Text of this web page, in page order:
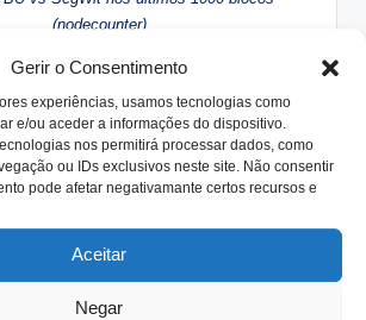
Gerir o Consentimento
experiências, usamos tecnologias como
e/ou aceder a informações do dispositivo.
nos permitirá processar dados, como
ou IDs exclusivos neste site. Não consentir
pode afetar negativamante certos recursos e
Aceitar
Negar
(nodecounter)
que a evolução dos preços nas
reflete, o
muitos investidores. Enquanto não for
solução definitiva, a confiança dos
será total e essa questão deverá travar
mais significativa da moeda.